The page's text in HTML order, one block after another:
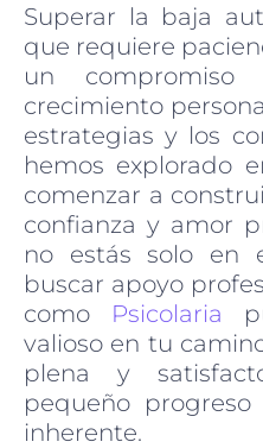
Superar la baja
que requiere
un
crecimiento
estrategias y los
hemos explorado
comenzar a
confianza y amor
no estás solo en
buscar apoyo
como Psicolaria
valioso en tu
plena y
pequeño
inherente.